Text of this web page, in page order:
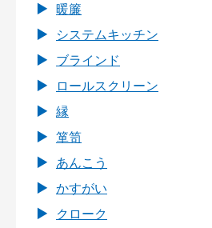
暖簾
システムキッチン
ブラインド
ロールスクリーン
縁
箪笥
あんこう
かすがい
クローク